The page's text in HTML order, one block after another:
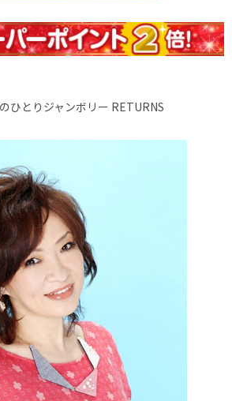
ひとりジャンボリー RETURNS